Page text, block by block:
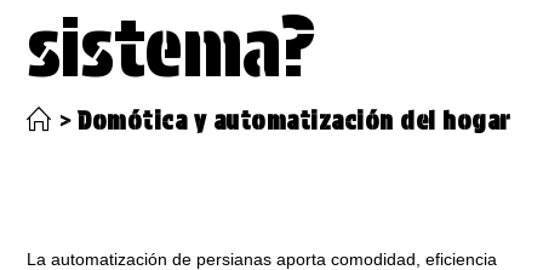
sistema?
> Domótica y automatización del hogar
La automatización de persianas aporta comodidad, eficiencia